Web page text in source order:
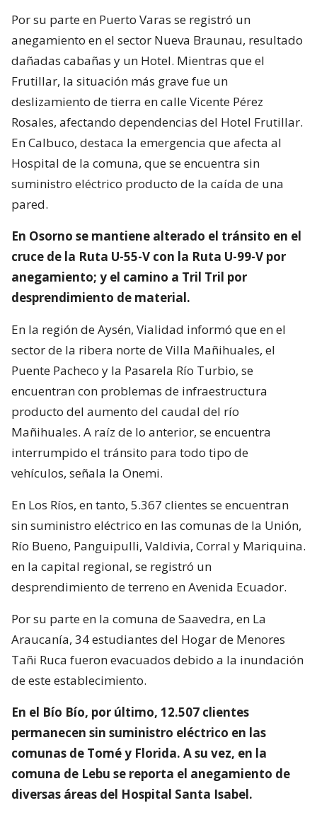
Por su parte en Puerto Varas se registró un
anegamiento en el sector Nueva Braunau, resultado
dañadas cabañas y un Hotel. Mientras que el
Frutillar, la situación más grave fue un
deslizamiento de tierra en calle Vicente Pérez
Rosales, afectando dependencias del Hotel Frutillar.
En Calbuco, destaca la emergencia que afecta al
Hospital de la comuna, que se encuentra sin
suministro eléctrico producto de la caída de una
pared.
En Osorno se mantiene alterado el tránsito en el
cruce de la Ruta U-55-V con la Ruta U-99-V por
anegamiento; y el camino a Tril Tril por
desprendimiento de material.
En la región de Aysén, Vialidad informó que en el
sector de la ribera norte de Villa Mañihuales, el
Puente Pacheco y la Pasarela Río Turbio, se
encuentran con problemas de infraestructura
producto del aumento del caudal del río
Mañihuales. A raíz de lo anterior, se encuentra
interrumpido el tránsito para todo tipo de
vehículos, señala la Onemi.
En Los Ríos, en tanto, 5.367 clientes se encuentran
sin suministro eléctrico en las comunas de la Unión,
Río Bueno, Panguipulli, Valdivia, Corral y Mariquina.
en la capital regional, se registró un
desprendimiento de terreno en Avenida Ecuador.
Por su parte en la comuna de Saavedra, en La
Araucanía, 34 estudiantes del Hogar de Menores
Tañi Ruca fueron evacuados debido a la inundación
de este establecimiento.
En el Bío Bío, por último, 12.507 clientes
permanecen sin suministro eléctrico en las
comunas de Tomé y Florida. A su vez, en la
comuna de Lebu se reporta el anegamiento de
diversas áreas del Hospital Santa Isabel.